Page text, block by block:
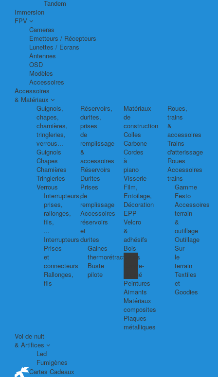
Tandem
Immersion
FPV
Cameras
Emetteurs / Récepteurs
Lunettes / Ecrans
Antennes
OSD
Modèles
Accessoires
Accessoires
& Matériaux
Guignols,
chapes,
charnières,
tringleries,
verrous...
Guignols
Chapes
Charnières
Tringleries
Verrous
Interrupteurs,
prises,
rallonges,
fils,
...
Interrupteurs
Prises
et
connecteurs
Rallonges,
fils
Réservoirs,
durites,
prises
de
remplissage
&
accessoires
Réservoirs
Durites
Prises
de
remplissage
Accessoires
réservoirs
et
durites
Gaines
thermorétractables
Buste
pilote
Matériaux
de
construction
Colles
Carbone
Cordes
à
piano
Visserie
Film,
Entoilage,
Décoration
EPP
Velcro
&
adhésifs
Bois
Balsa
Contre-
plaqué
Peintures
Aimants
Matériaux
composites
Plaques
métalliques
Roues,
trains
&
accessoires
Trains
d'atterissage
Roues
Accessoires
trains
Gamme
Festo
Accessoires
terrain
&
outillage
Outillage
Sur
le
terrain
Textiles
et
Goodies
Vol de nuit
& Artifices
Led
Fumigènes
Cartes Cadeaux